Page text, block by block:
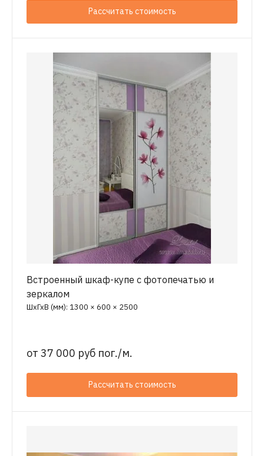
Рассчитать стоимость
Встроенный шкаф-купе с фотопечатью и
зеркалом
ШхГхВ (мм): 1300 × 600 × 2500
от 37 000 руб пог./м.
Рассчитать стоимость